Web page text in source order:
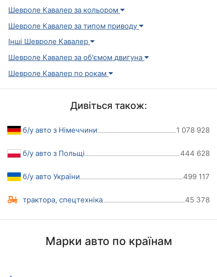
Шевроле Кавалер за кольором
Шевроле Кавалер за типом приводу
Інші Шевроле Кавалер
Шевроле Кавалер за об'ємом двигуна
Шевроле Кавалер по рокам
Дивіться також:
б/у авто з Німеччини 1 078 928
б/у авто з Польщі 444 628
б/у авто України 499 117
трактора, спецтехніка 45 378
Марки авто по країнам